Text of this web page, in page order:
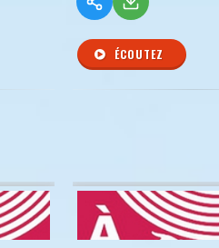
ÉCOUTEZ